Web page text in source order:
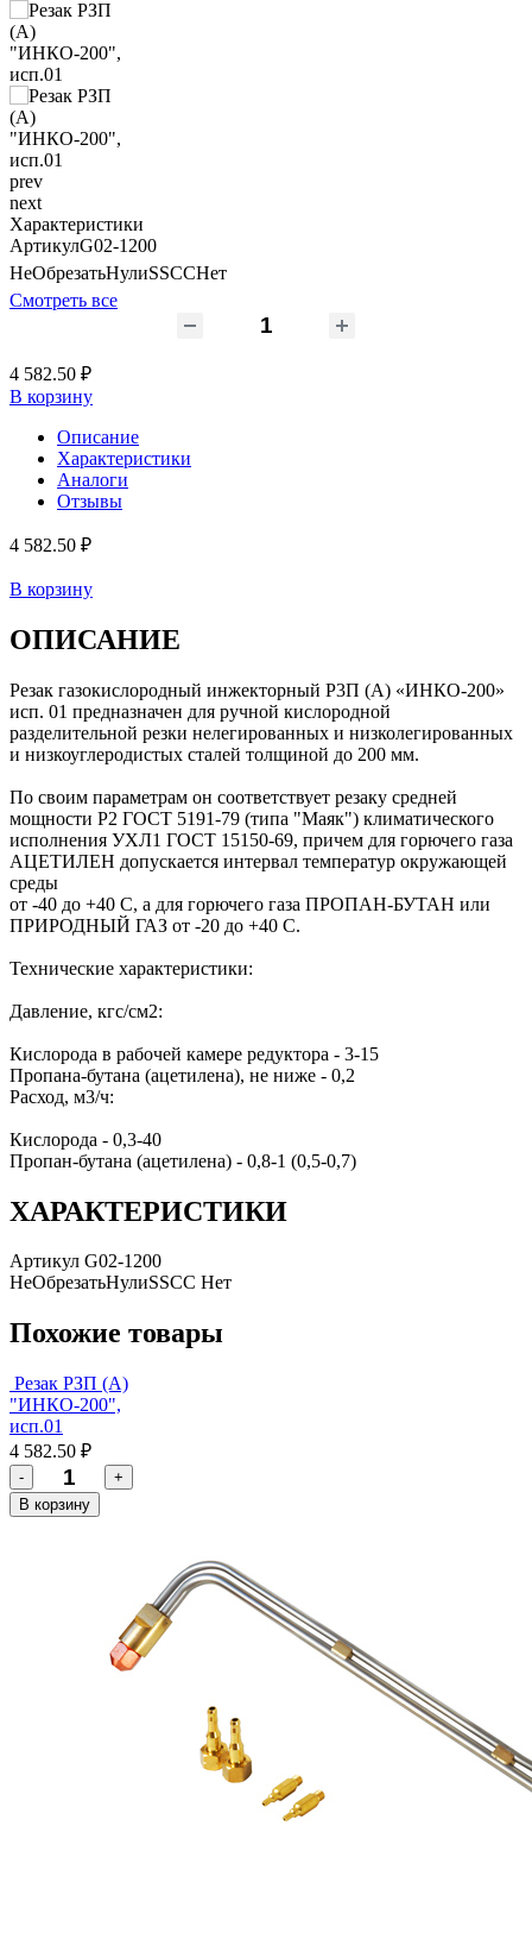
prev
next
Характеристики
АртикулG02-1200
НеОбрезатьНулиSSCCНет
Смотреть все
4 582.50 ₽
В корзину
Описание
Характеристики
Аналоги
Отзывы
4 582.50 ₽
В корзину
ОПИСАНИЕ
Резак газокислородный инжекторный Р3П (А) «ИНКО-200»
исп. 01 предназначен для ручной кислородной
разделительной резки нелегированных и низколегированных
и низкоуглеродистых сталей толщиной до 200 мм.
По своим параметрам он соответствует резаку средней
мощности Р2 ГОСТ 5191-79 (типа "Маяк") климатического
исполнения УХЛ1 ГОСТ 15150-69, причем для горючего газа
АЦЕТИЛЕН допускается интервал температур окружающей
среды
от -40 до +40 С, а для горючего газа ПРОПАН-БУТАН или
ПРИРОДНЫЙ ГАЗ от -20 до +40 С.
Технические характеристики:
Давление, кгс/см2:
Кислорода в рабочей камере редуктора - 3-15
Пропана-бутана (ацетилена), не ниже - 0,2
Расход, м3/ч:
Кислорода - 0,3-40
Пропан-бутана (ацетилена) - 0,8-1 (0,5-0,7)
ХАРАКТЕРИСТИКИ
Артикул G02-1200
НеОбрезатьНулиSSCC Нет
Похожие товары
Резак РЗП (А)
"ИНКО-200",
исп.01
4 582.50 ₽
-
+
В корзину